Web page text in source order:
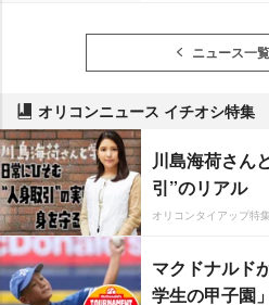
ニュース一
オリコンニュース イチオシ特集
川島海荷さん
引”のリアル
オリコンタイアップ特集
マクドナルド
学生の甲子園」